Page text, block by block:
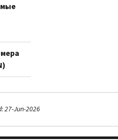
27-Jun-2026